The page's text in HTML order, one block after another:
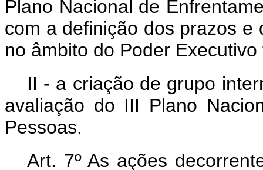
Plano Nacional de
com a definição dos prazos e
no âmbito do Poder
II - a criação de grupo
avaliação do III Plano
Pessoas.
Art. 7º As ações